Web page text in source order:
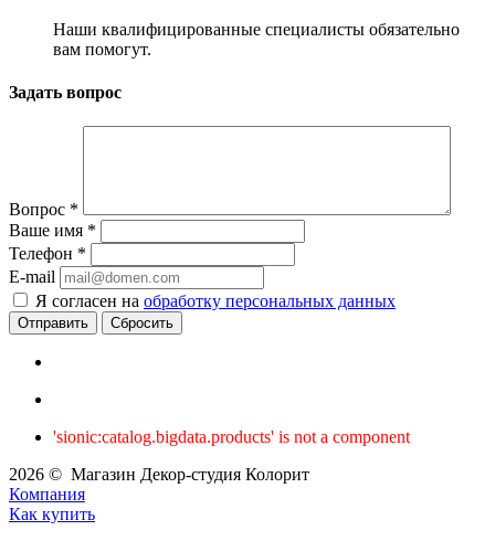
Наши квалифицированные специалисты обязательно
вам помогут.
Задать вопрос
Вопрос *
Ваше имя *
Телефон *
E-mail
Я согласен на обработку персональных данных
Сбросить
'sionic:catalog.bigdata.products' is not a component
2026 © Магазин Декор-студия Колорит
Компания
Как купить